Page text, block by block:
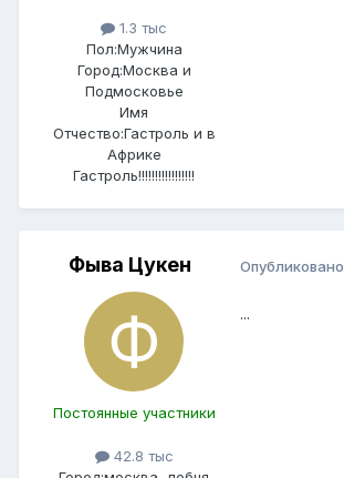
1.3 тыс
Пол:Мужчина
Город:Москва и
Подмосковье
Имя
Отчество:Гастроль и в
Африке
Гастроль!!!!!!!!!!!!!!!!!
Фыва Цукен
Постоянные участники
42.8 тыс
Опубликовано
...